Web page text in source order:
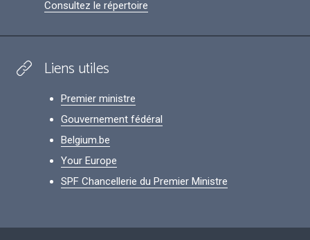
Consultez le répertoire
Liens utiles
Premier ministre
Gouvernement fédéral
Belgium.be
Your Europe
SPF Chancellerie du Premier Ministre